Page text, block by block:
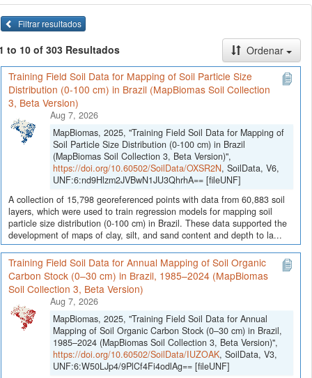
Filtrar resultados
to 10 of 303 Resultados
Ordenar
Training Field Soil Data for Mapping of Soil Particle Size
Distribution (0-100 cm) in Brazil (MapBiomas Soil Collection
3, Beta Version)
Aug 7, 2026
MapBiomas, 2025, "Training Field Soil Data for Mapping of
Soil Particle Size Distribution (0-100 cm) in Brazil
(MapBiomas Soil Collection 3, Beta Version)",
https://doi.org/10.60502/SoilData/OXSR2N, SoilData, V6,
UNF:6:nd9Hlzm2JVBwN1JU3QhrhA== [fileUNF]
A collection of 15,798 georeferenced points with data from 60,883 soil
layers, which were used to train regression models for mapping soil
particle size distribution (0-100 cm) in Brazil. These data supported the
development of maps of clay, silt, and sand content and depth to la...
Training Field Soil Data for Annual Mapping of Soil Organic
Carbon Stock (0–30 cm) in Brazil, 1985–2024 (MapBiomas
Soil Collection 3, Beta Version)
Aug 7, 2026
MapBiomas, 2025, "Training Field Soil Data for Annual
Mapping of Soil Organic Carbon Stock (0–30 cm) in Brazil,
1985–2024 (MapBiomas Soil Collection 3, Beta Version)",
https://doi.org/10.60502/SoilData/IUZOAK, SoilData, V3,
UNF:6:W50LJp4/9PlCf4Fi4odlAg== [fileUNF]